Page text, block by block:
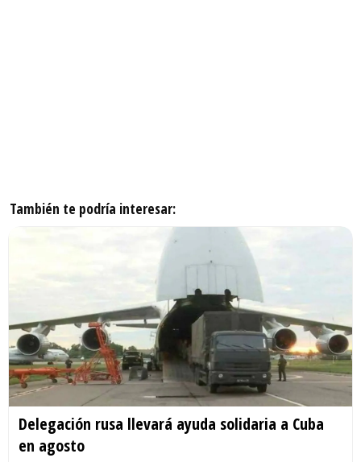
También te podría interesar:
Delegación rusa llevará ayuda solidaria a Cuba
en agosto